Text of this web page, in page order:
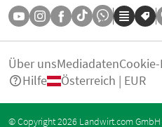
Über unsMediadaten
Hilfe
Österreich | EUR
© Copyright 2026 Landwirt.com